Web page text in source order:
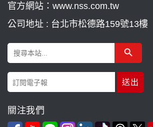
官方網站：www.nss.com.tw
公司地址 : 台北市松德路159號13樓
Search
for:
Search Button
關注我們